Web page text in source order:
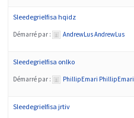
Sleedegrielfisa hqidz
Démarré par : AndrewLus AndrewLus
Sleedegrielfisa onlko
Démarré par : PhillipEmari PhillipEmari
Sleedegrielfisa jrtiv